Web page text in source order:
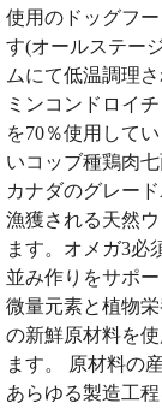
使用のドッグフ
す(オールステー
ムにて低温調理
ミンコンドロイ
を70％使用して
いコッブ種鶏肉
カナダのグレー
漁獲される天然
ます。オメガ3必
並み作りをサポ
微量元素と植物
の新鮮原材料を
ます。 原材料の
あらゆる製造工